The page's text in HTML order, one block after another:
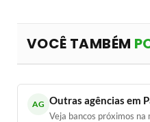
VOCÊ TAMBÉM
AG Outras agências em
Veja bancos próximos na